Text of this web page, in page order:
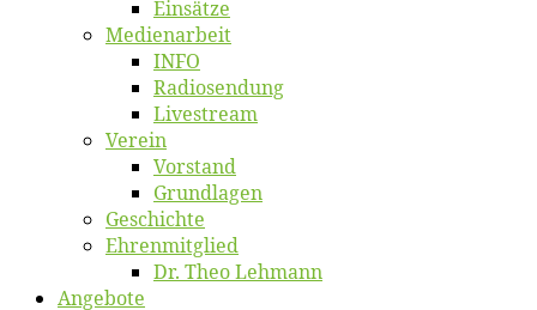
Ein­sät­ze
Me­di­en­ar­beit
INFO
Ra­dio­sen­dung
Live­stream
Ver­ein
Vor­stand
Grund­la­gen
Ge­schich­te
Eh­ren­mit­glied
Dr. Theo Lehmann
An­ge­bo­te